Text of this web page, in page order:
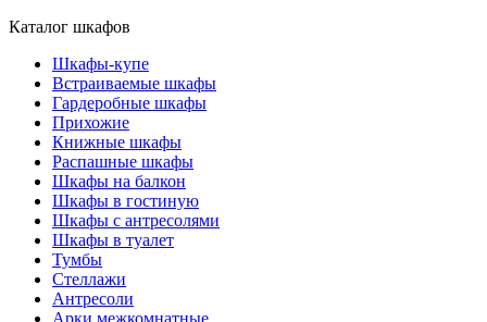
Каталог шкафов
Шкафы-купе
Встраиваемые шкафы
Гардеробные шкафы
Прихожие
Книжные шкафы
Распашные шкафы
Шкафы на балкон
Шкафы в гостиную
Шкафы с антресолями
Шкафы в туалет
Тумбы
Стеллажи
Антресоли
Арки межкомнатные